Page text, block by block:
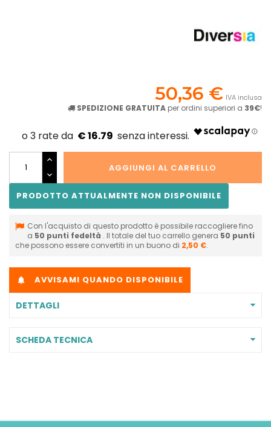
50,36 € IVA inclusa
SPEDIZIONE GRATUITA per ordini superiori a 39€!
€ 16.79
AGGIUNGI AL CARRELLO
PRODOTTO ATTUALMENTE NON DISPONIBILE
Con l'acquisto di questo prodotto è possibile raccogliere fino
a 50 punti fedeltà . Il totale del tuo carrello genera 50 punti
che possono essere convertiti in un buono di 2,50 €.
 AVVISAMI QUANDO DISPONIBILE
DETTAGLI
SCHEDA TECNICA